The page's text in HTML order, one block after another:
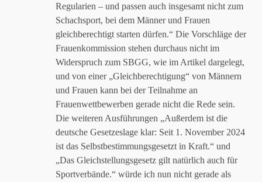
Regularien – und passen auch insgesamt nicht zum
Schachsport, bei dem Männer und Frauen
gleichberechtigt starten dürfen.“ Die Vorschläge der
Frauenkommission stehen durchaus nicht im
Widerspruch zum SBGG, wie im Artikel dargelegt,
und von einer „Gleichberechtigung“ von Männern
und Frauen kann bei der Teilnahme an
Frauenwettbewerben gerade nicht die Rede sein.
Die weiteren Ausführungen „Außerdem ist die
deutsche Gesetzeslage klar: Seit 1. November 2024
ist das Selbstbestimmungsgesetzt in Kraft.“ und
„Das Gleichstellungsgesetz gilt natürlich auch für
Sportverbände.“ würde ich nun nicht gerade als